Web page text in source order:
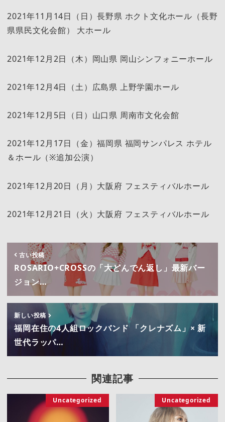
2021年11月14日（日）長野県 ホクト文化ホール（長野
県県民文化会館） 大ホール
2021年12月2日（木）岡山県 岡山シンフォニーホール
2021年12月4日（土）広島県 上野学園ホール
2021年12月5日（日）山口県 周南市文化会館
2021年12月17日（金）福岡県 福岡サンパレス ホテル
＆ホール（※追加公演）
2021年12月20日（月）大阪府 フェスティバルホール
2021年12月21日（火）大阪府 フェスティバルホール
古い投稿
ROSARIO+CROSSの「大どんでん返し」最新バー
ジョン…
新しい投稿
福岡在住の4人組ロックバンド 「クレナズム」× 新
世代ラッパ…
関連記事
Uncategorized Uncategorized